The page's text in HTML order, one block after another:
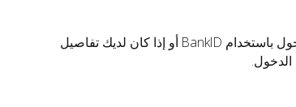
الموجودة في الزاوية اليمنى العلوية من موقعنا الإلكتروني. قم بتسجيل الدخول باستخدام BankID أو إذا كان لديك تفاصيل